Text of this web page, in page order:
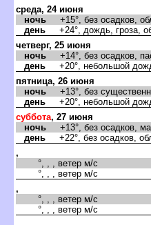
среда, 24 июня
ночь +15°, без осадков,
день +24°, дождь, гроза,
четверг, 25 июня
ночь +14°, без осадков,
день +20°, небольшой
пятница, 26 июня
ночь +13°, без
день +20°, небольшой
суббота, 27 июня
ночь +13°, без осадков,
день +22°, без осадков,
,
°, , , ветер м/с
°, , , ветер м/с
,
°, , , ветер м/с
°, , , ветер м/с